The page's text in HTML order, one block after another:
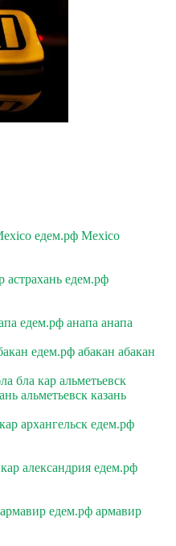
едем.рф Mexico
астрахань едем.рф
едем.рф анапа анапа
едем.рф абакан абакан
бла кар альметьевск
альметьевск казань
архангельск едем.рф
александрия едем.рф
едем.рф армавир